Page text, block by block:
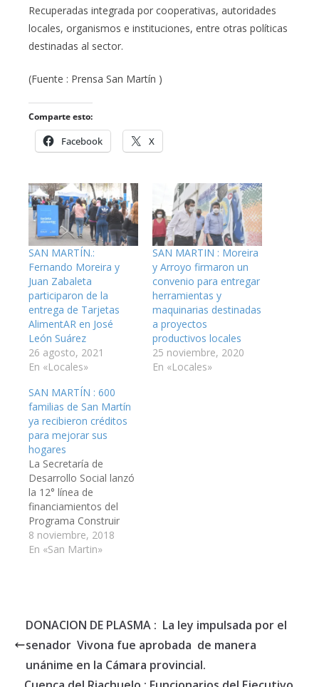
Recuperadas integrada por cooperativas, autoridades
locales, organismos e instituciones, entre otras políticas
destinadas al sector.
(Fuente : Prensa San Martín )
Comparte esto:
Facebook X
SAN MARTÍN.:
Fernando Moreira y
Juan Zabaleta
participaron de la
entrega de Tarjetas
AlimentAR en José
León Suárez
26 agosto, 2021
En «Locales»
SAN MARTIN : Moreira
y Arroyo firmaron un
convenio para entregar
herramientas y
maquinarias destinadas
a proyectos
productivos locales
25 noviembre, 2020
En «Locales»
SAN MARTÍN : 600
familias de San Martín
ya recibieron créditos
para mejorar sus
hogares
La Secretaría de
Desarrollo Social lanzó
la 12° línea de
financiamientos del
Programa Construir
Dignidad, destinado al
mejoramiento
8 noviembre, 2018
En «San Martin»
DONACION DE PLASMA : La ley impulsada por el
senador Vivona fue aprobada de manera
unánime en la Cámara provincial.